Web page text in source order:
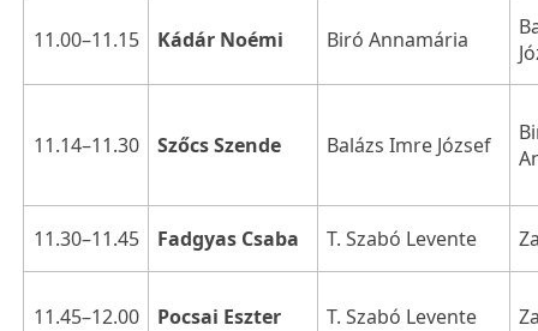
11.00–11.15 Kádár Noémi Biró Annamária
11.14–11.30 Szőcs Szende Balázs Imre József
11.30–11.45 Fadgyas Csaba T. Szabó Levente
11.45–12.00 Pocsai Eszter T. Szabó Levente